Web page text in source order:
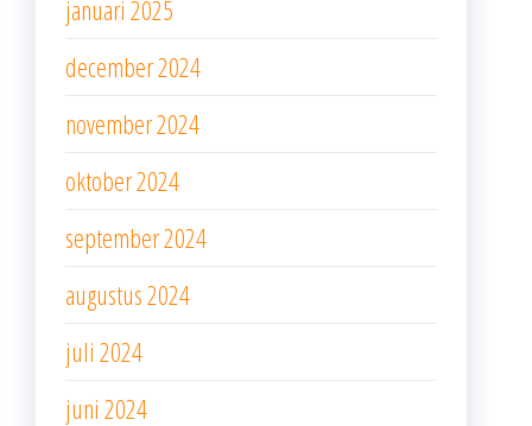
januari 2025
december 2024
november 2024
oktober 2024
september 2024
augustus 2024
juli 2024
juni 2024